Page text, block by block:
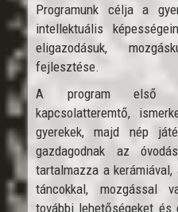
Programunk célja a
intellektuális
eligazodásuk,
fejlesztése.
A program első
kapcsolatteremtő,
gyerekek, majd nép
gazdagodnak az
tartalmazza a kerámiával,
táncokkal, mozgással
további lehetőségeket